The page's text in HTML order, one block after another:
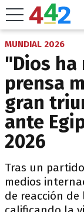
MUNDIAL 2026
"Dios
prensa
gran
ante
2026
Tras un
medios
de reacción de